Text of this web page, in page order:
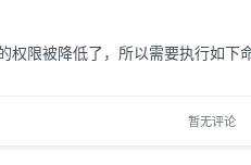
权限被降低了，所以需要执行如
暂无评论